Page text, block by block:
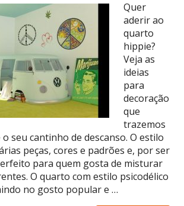
Quer
aderir ao
quarto
hippie?
Veja as
ideias
para
decoração
que
trazemos
seu cantinho de descanso. O estilo
peças, cores e padrões e, por ser
para quem gosta de misturar
O quarto com estilo psicodélico
no gosto popular e …